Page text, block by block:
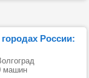
России:
машин